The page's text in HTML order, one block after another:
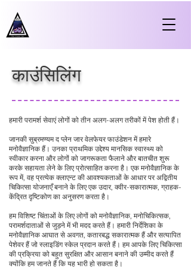
काउंसिलिंग
हमारी परामर्श सेवाएं लोगों को तीन अलग-अलग तरीकों में पेश होती हैं।
जानकी सुब्रमण्यम द प्लेन जार वेलफेयर फाउंडेशन में हमारे
मनोवैज्ञानिक हैं। उनका प्राथमिक उद्देश्य मानसिक स्वास्थ्य को
स्वीकार करना और लोगों को जागरूकता फैलाने और बातचीत शुरू
करके सहायता लेने के लिए प्रोत्साहित करना है। एक मनोवैज्ञानिक के
रूप में, वह प्रत्येक क्‍लाएन्ट की आवश्यकताओं के आधार पर अद्वितीय
चिकित्सा योजनाएँ बनाने के लिए एक उदार, क्वीर-सकारात्मक, ग्राहक-
केंद्रित दृष्टिकोण का अनुसरण करता है।
हम विशिष्ट चिंताओं के लिए लोगों को मनोवैज्ञानिक, मनोचिकित्सक,
परामर्शदाताओं से जुड़ने में भी मदद करते हैं। हमारी निर्देशिका के
मनोवैज्ञानिक आघात से अवगत, कतारबद्ध सकारात्मक हैं और सत्यापित
पेशेवर हैं जो स्लाइडिंग स्केल प्रदान करते हैं। हम आपके लिए चिकित्सा
की प्रक्रिया को बहुत सुरक्षित और आसान बनाने की उम्मीद करते हैं
क्योंकि हम जानते हैं कि यह भारी हो सकता है।